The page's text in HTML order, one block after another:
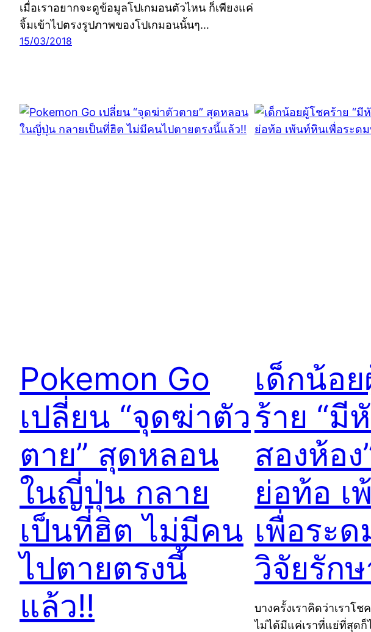
เมื่อเราอยากจะดูข้อมูลโปเกมอนตัวไหน ก็เพียงแค่
จิ้มเข้าไปตรงรูปภาพของโปเกมอนนั้นๆ…
15/03/2018
Pokemon Go
เปลี่ยน “จุดฆ่าตัว
ตาย” สุดหลอน
ในญี่ปุ่น กลาย
เป็นที่ฮิต ไม่มีคน
ไปตายตรงนี้
แล้ว!!
เด็กน้อ
ร้าย “มี
สองห้อง
ย่อท้อ
เพื่อระ
วิจัยรักษ
บางครั้งเราคิดว่าเราโ
ไม่ได้มีแค่เราที่แย่ที่สุดก็